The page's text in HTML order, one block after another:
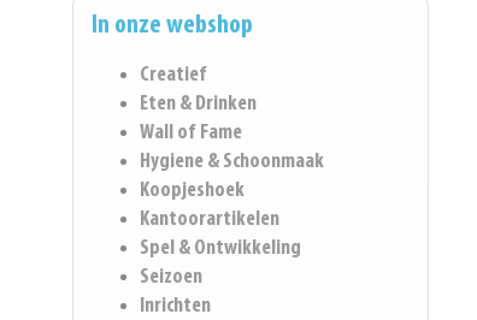
In onze webshop
Creatief
Eten & Drinken
Wall of Fame
Hygiene & Schoonmaak
Koopjeshoek
Kantoorartikelen
Spel & Ontwikkeling
Seizoen
Inrichten